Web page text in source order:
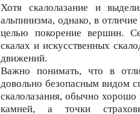
Хотя скалолазание и
альпинизма, однако, в
целью покорение вершин.
скалах и искусственных
движений.
Важно понимать, что в
довольно безопасным видом
скалолазания, обычно
камней, а точки